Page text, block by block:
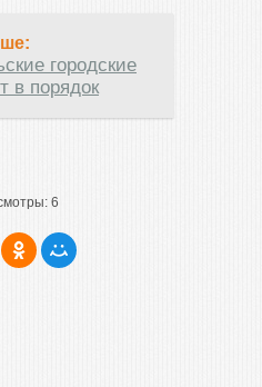
городские
в порядок
6